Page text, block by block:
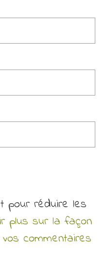
pour réduire les
plus sur la façon
commentaires